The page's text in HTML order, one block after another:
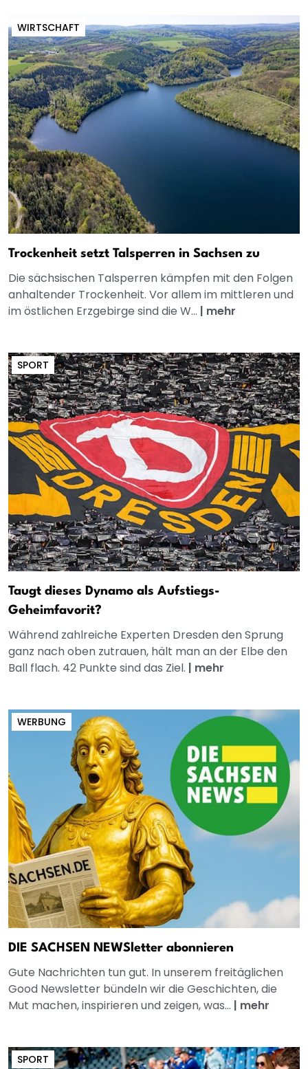
WIRTSCHAFT
Trockenheit setzt Talsperren in Sachsen zu
Die sächsischen Talsperren kämpfen mit den Folgen
anhaltender Trockenheit. Vor allem im mittleren und
im östlichen Erzgebirge sind die W... | mehr
SPORT
Taugt dieses Dynamo als Aufstiegs-
Geheimfavorit?
Während zahlreiche Experten Dresden den Sprung
ganz nach oben zutrauen, hält man an der Elbe den
Ball flach. 42 Punkte sind das Ziel. | mehr
WERBUNG
DIE SACHSEN NEWSletter abonnieren
Gute Nachrichten tun gut. In unserem freitäglichen
Good Newsletter bündeln wir die Geschichten, die
Mut machen, inspirieren und zeigen, was... | mehr
SPORT